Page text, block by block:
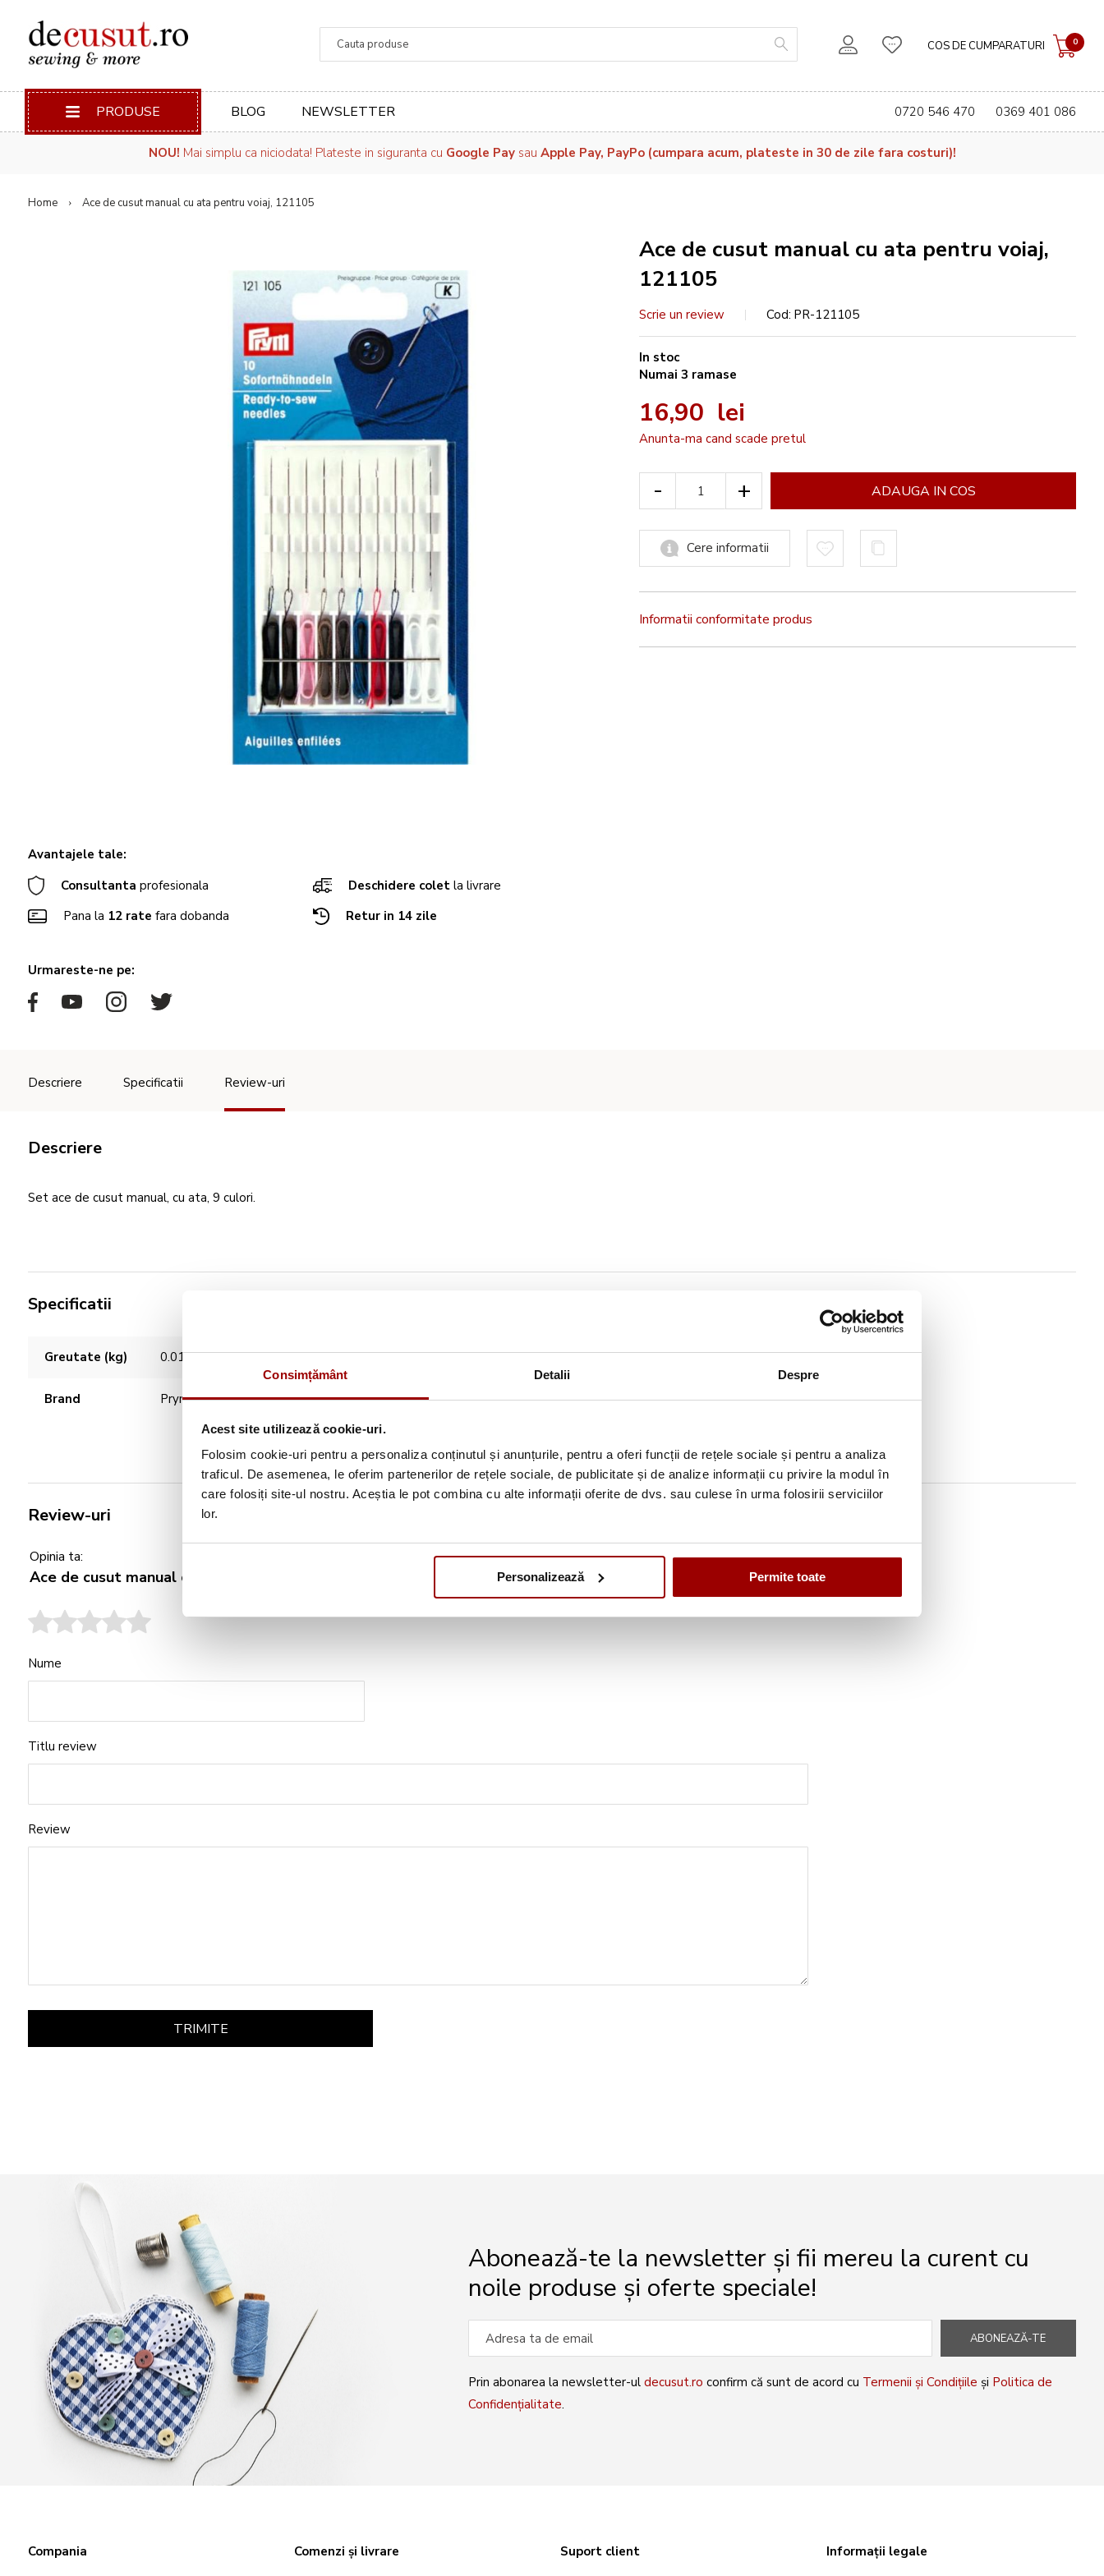
Consimțământ Detalii Despre
Acest site utilizează cookie-uri.
Folosim cookie-uri pentru a personaliza conținutul și anunțurile, pentru a oferi funcții de rețele sociale și pentru a analiza
traficul. De asemenea, le oferim partenerilor de rețele sociale, de publicitate și de analize informații cu privire la modul în
care folosiți site-ul nostru. Aceștia le pot combina cu alte informații oferite de dvs. sau culese în urma folosirii serviciilor
lor.
Personalizează Permite toate
COS DE CUMPARATURI 0
PRODUSE BLOG NEWSLETTER 0720 546 470 0369 401 086
NOU! Mai simplu ca niciodata! Plateste in siguranta cu Google Paysau Apple Pay, PayPo (cumpara acum, plateste in 30 de zile fara costuri)!
Home Ace de cusut manual cu ata pentru voiaj, 121105
Avantajele tale:
Consultanta profesionala Deschidere colet la livrare
Pana la 12 rate fara dobanda Retur in 14 zile
Urmareste-ne pe:
Ace de cusut manual cu ata pentru voiaj,
121105
Scrie un review Cod PR-121105
In stoc
Numai3 ramase
16,90 lei
Anunta-ma cand scade pretul
- + ADAUGA IN COS
Cere informatii
Informatii conformitate produs
Descriere Specificatii Review-uri
Descriere
Set ace de cusut manual, cu ata, 9 culori.
Specificatii
Greutate (kg)
0.01
Brand Prym
Review-uri
Opinia ta:
Ace de cusut manual cu ata pentru voiaj, 121105
Nume
Titlu review
Review
TRIMITE
Abonează-te la newsletter și fii mereu la curent cu
noile produse și oferte speciale!
ABONEAZĂ-TE
Prin abonarea la newsletter-ul decusut.ro confirm că sunt de acord cu Termenii și Condițiile și Politica de
Confidențialitate.
Compania
Comenzi și livrare
Suport client
Informații legale